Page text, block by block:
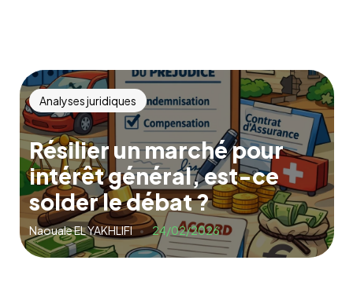
Analyses juridiques
Résilier un marché pour
intérêt général, est-ce
solder le débat ?
Naouale EL YAKHLIFI 24/02/2026